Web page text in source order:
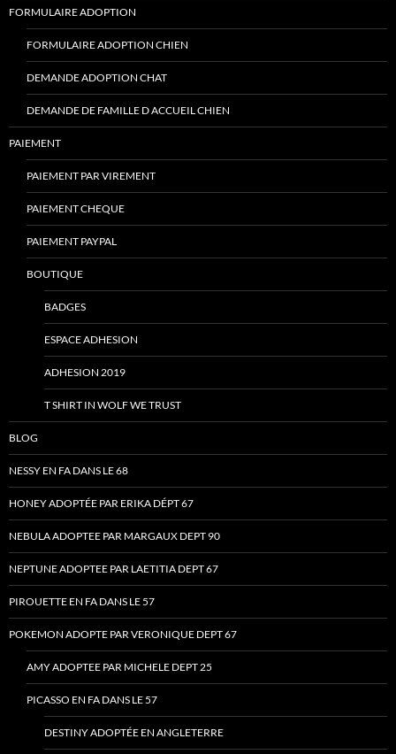
FORMULAIRE ADOPTION
FORMULAIRE ADOPTION CHIEN
DEMANDE ADOPTION CHAT
DEMANDE DE FAMILLE D ACCUEIL CHIEN
PAIEMENT
PAIEMENT PAR VIREMENT
PAIEMENT CHEQUE
PAIEMENT PAYPAL
BOUTIQUE
BADGES
ESPACE ADHESION
ADHESION 2019
T SHIRT IN WOLF WE TRUST
BLOG
NESSY EN FA DANS LE 68
HONEY ADOPTÉE PAR ERIKA DÉPT 67
NEBULA ADOPTEE PAR MARGAUX DEPT 90
NEPTUNE ADOPTEE PAR LAETITIA DEPT 67
PIROUETTE EN FA DANS LE 57
POKEMON ADOPTE PAR VERONIQUE DEPT 67
AMY ADOPTEE PAR MICHELE DEPT 25
PICASSO EN FA DANS LE 57
DESTINY ADOPTÉE EN ANGLETERRE